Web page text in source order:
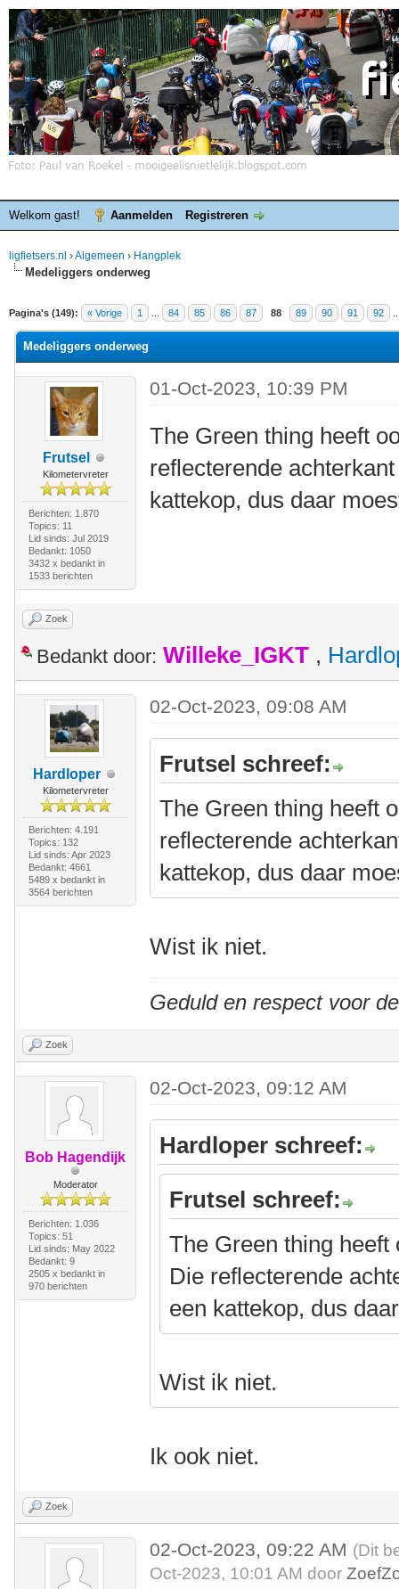
Welkom gast! Aanmelden Registreren
ligfietsers.nl ›Algemeen › Hangplek
Medeliggers onderweg
Pagina's (149): « Vorige 1 84 85 86 87 88 89 90 91 92
waardering is 3.86
Medeliggers onderweg
Frutsel
Kilometervreter
Berichten: 1.870
Topics: 11
Lid sinds: Jul 2019
Bedankt: 1050
3432 x bedankt in
1533 berichten
01-Oct-2023, 10:39 PM
The Green thing heeft
reflecterende
kattekop, dus daar
Zoek
Bedankt door: Willeke_IGKT ,
Hardloper
Kilometervreter
Berichten: 4.191
Topics: 132
Lid sinds: Apr 2023
Bedankt: 4661
5489 x bedankt in
3564 berichten
02-Oct-2023, 09:08 AM
Frutsel schreef:
The Green thing heeft
reflecterende
kattekop, dus daar
Wist ik niet.
Geduld en respect voor
Zoek
Bob Hagendijk
Moderator
Berichten: 1.036
Topics: 51
Lid sinds: May 2022
Bedankt: 9
2505 x bedankt in
970 berichten
02-Oct-2023, 09:12 AM
Hardloper schreef:
Frutsel schreef:
The Green thing
Die reflecterende
een kattekop, dus
Wist ik niet.
Ik ook niet.
Zoek
02-Oct-2023, 09:22 AM (Dit
Oct-2023, 10:01 AM door